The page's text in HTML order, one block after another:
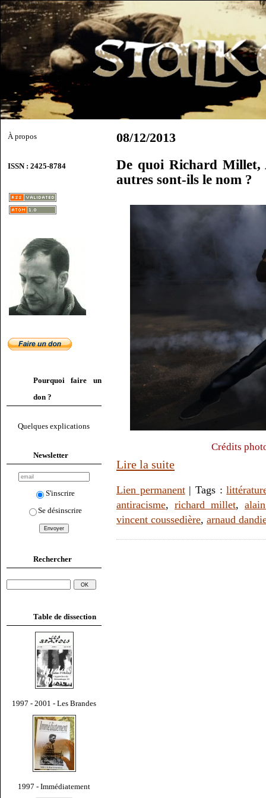
À propos
ISSN : 2425-8784
Pourquoi faire un
don ?
Quelques explications
Newsletter
S'inscrire
Se désinscrire
Rechercher
Table de dissection
1997 - 2001 - Les Brandes
1997 - Immédiatement
08/12/2013
De quoi Richard Millet,
autres sont-ils le nom ?
Crédits
Lire la suite
Lien permanent| Tags :
antiracisme, richard millet,
vincent coussedière, arnaud